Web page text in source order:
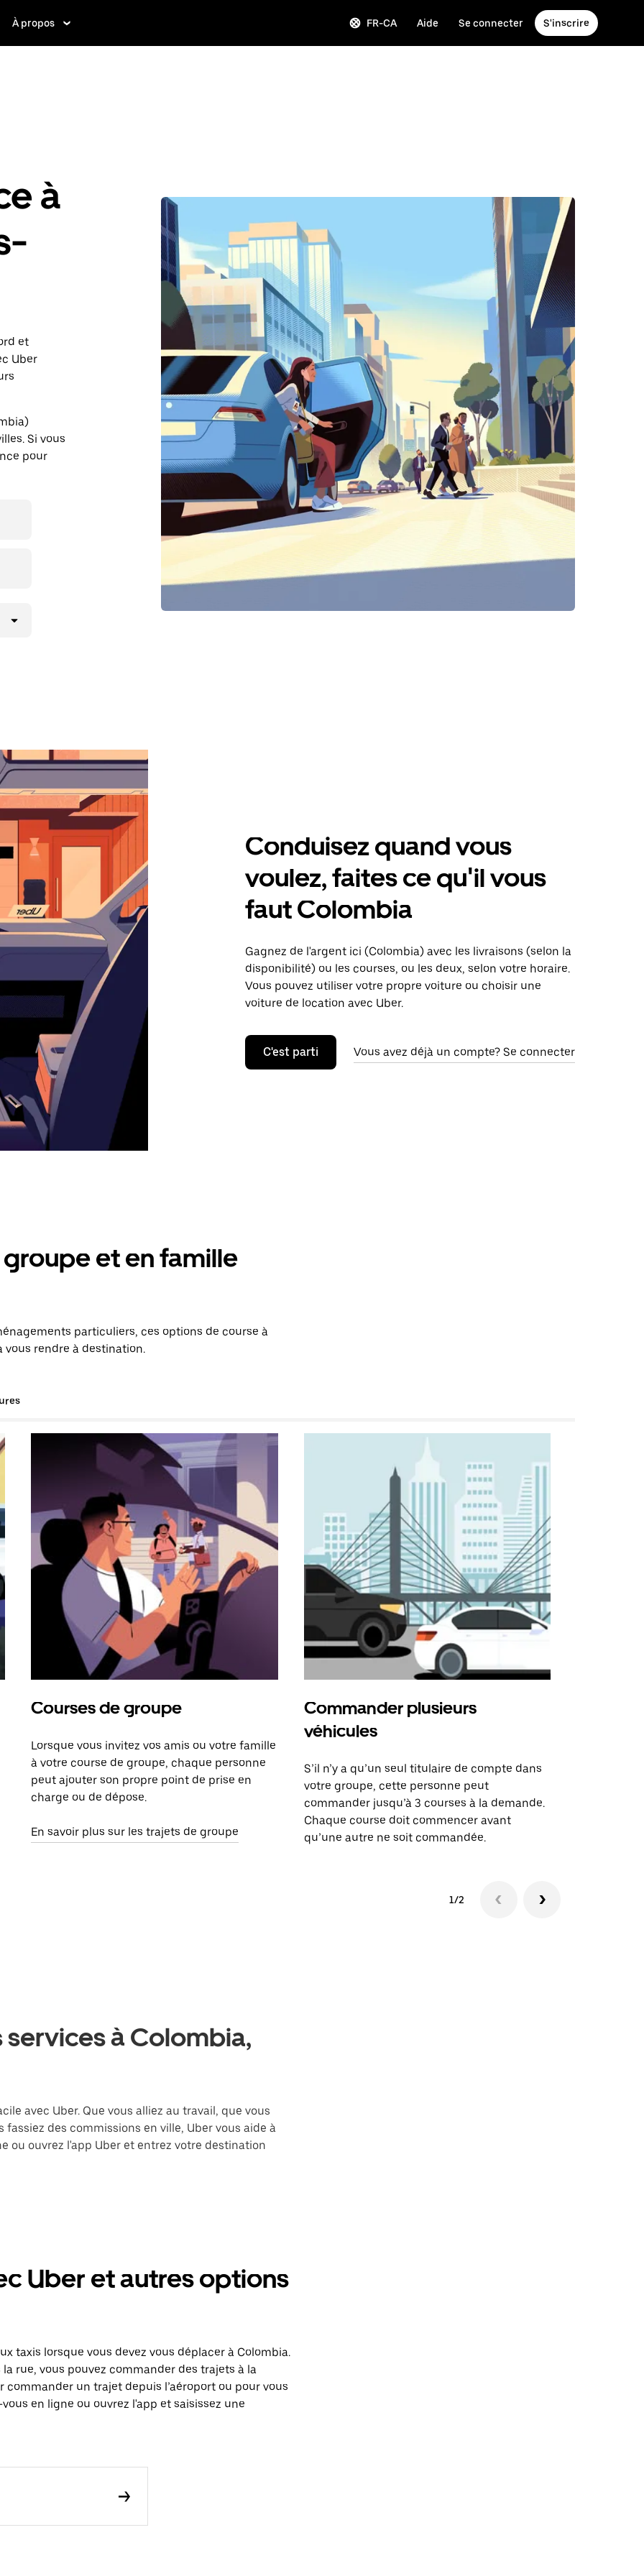
À propos FR-CA Aide Se connecter S'inscrire
à
et
Uber
Si vous
pour
Conduisez quand vous
voulez, faites ce qu'il vous
faut Colombia
Gagnez de l'argent ici (Colombia) avec les livraisons (selon la
disponibilité) ou les courses, ou les deux, selon votre horaire.
Vous pouvez utiliser votre propre voiture ou choisir une
voiture de location avec Uber.
C'est parti Vous avez déjà un compte? Se connecter
et en famille
particuliers, ces options de course à
vous rendre à destination.
Courses de groupe
Lorsque vous invitez vos amis ou votre famille
à votre course de groupe, chaque personne
peut ajouter son propre point de prise en
charge ou de dépose.
En savoir plus sur les trajets de groupe
Commander plusieurs
véhicules
S’il n’y a qu’un seul titulaire de compte dans
votre groupe, cette personne peut
commander jusqu’à 3 courses à la demande.
Chaque course doit commencer avant
qu’une autre ne soit commandée.
1/2
à Colombia,
avec Uber. Que vous alliez au travail, que vous
des commissions en ville, Uber vous aide à
ou ouvrez l'app Uber et entrez votre destination
Uber et autres options
taxis lorsque vous devez vous déplacer à Colombia.
rue, vous pouvez commander des trajets à la
commander un trajet depuis l’aéroport ou pour vous
en ligne ou ouvrez l'app et saisissez une